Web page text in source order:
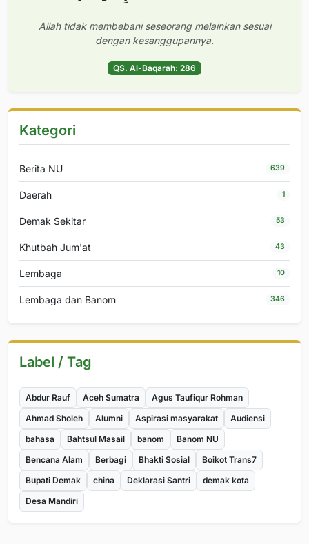
Allah tidak membebani seseorang melainkan sesuai
dengan kesanggupannya.
QS. Al-Baqarah: 286
Kategori
Berita NU 639
Daerah 1
Demak Sekitar 53
Khutbah Jum'at 43
Lembaga 10
Lembaga dan Banom 346
Label / Tag
Abdur Rauf Aceh Sumatra
Agus Taufiqur Rohman
Ahmad Sholeh
Alumni Aspirasi masyarakat
Audiensi
bahasa
Bahtsul Masail banom
Banom NU
Bencana Alam
Berbagi Bhakti Sosial
Boikot Trans7
Bupati Demak
china Deklarasi Santri
demak kota
Desa Mandiri